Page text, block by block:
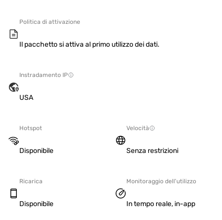
Politica di attivazione
Il pacchetto si attiva al primo utilizzo dei dati.
Instradamento IP
USA
Hotspot
Disponibile
Velocità
Senza restrizioni
Ricarica
Disponibile
Monitoraggio dell'utilizzo
In tempo reale, in-app